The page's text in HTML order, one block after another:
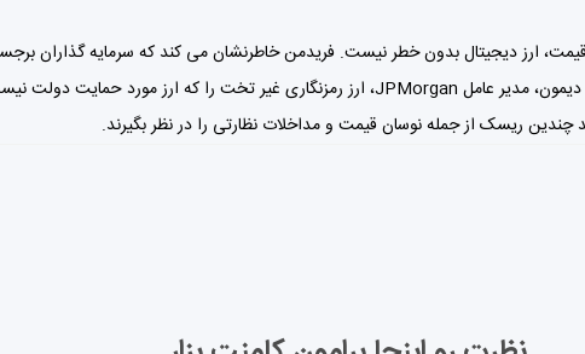
چندین ریسک از جمله نوسان قیمت و مداخلات نظارتی را در نظر بگیرند.